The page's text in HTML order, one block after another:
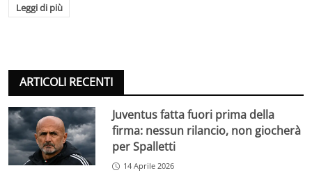
Leggi di più
ARTICOLI RECENTI
Juventus fatta fuori prima della
firma: nessun rilancio, non giocherà
per Spalletti
14 Aprile 2026